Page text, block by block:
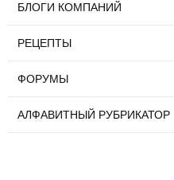
БЛОГИ КОМПАНИЙ
РЕЦЕПТЫ
ФОРУМЫ
АЛФАВИТНЫЙ РУБРИКАТОР